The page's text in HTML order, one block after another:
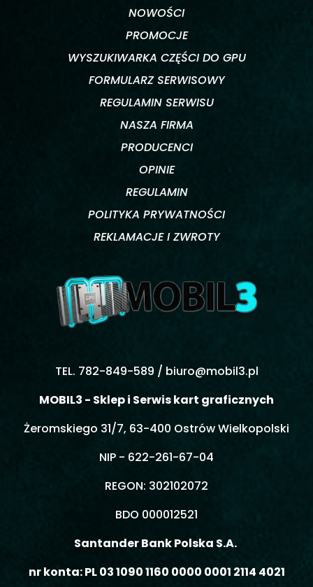
NOWOŚCI
PROMOCJE
WYSZUKIWARKA CZĘŚCI DO GPU
FORMULARZ SERWISOWY
REGULAMIN SERWISU
NASZA FIRMA
PRODUCENCI
OPINIE
REGULAMIN
POLITYKA PRYWATNOŚCI
REKLAMACJE I ZWROTY
TEL. 782-849-589 / biuro@mobil3.pl
MOBIL3 - Sklep i Serwis kart graficznych
Żeromskiego 31/7, 63-400 Ostrów Wielkopolski
NIP - 622-261-67-04
REGON: 302102072
BDO 000012521
Santander Bank Polska S.A.
nr konta: PL 03 1090 1160 0000 0001 2114 4021